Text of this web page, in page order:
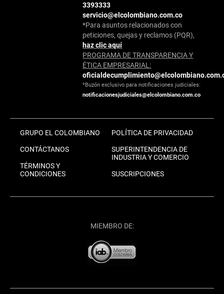
3393333
servicio@elcolombiano.com.co
*Para asuntos relacionados con
peticiones, quejas y reclamos (PQR),
haz clic aquí
PROGRAMA DE TRANSPARENCIA Y
ÉTICA EMPRESARIAL:
*Buzón exclusivo para notificaciones judiciales:
notificacionesjudiciales@elcolombiano.com.co
GRUPO EL COLOMBIANO
CONTÁCTANOS
TÉRMINOS Y
CONDICIONES
POLÍTICA DE PRIVACIDAD
SUPERINTENDENCIA DE
INDUSTRIA Y COMERCIO
SUSCRIPCIONES
MIEMBRO DE: